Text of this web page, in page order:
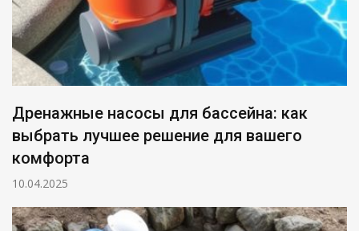
Дренажные насосы для бассейна: как
выбрать лучшее решение для вашего
комфорта
10.04.2025